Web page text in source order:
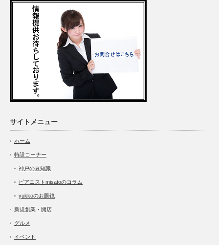
サイトメニュー
ホーム
特設コーナー
神戸の豆知識
ピアニストmisatoのコラム
yukkoのお眼鏡
新規創業・開店
グルメ
イベント